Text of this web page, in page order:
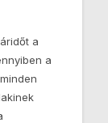
a
a